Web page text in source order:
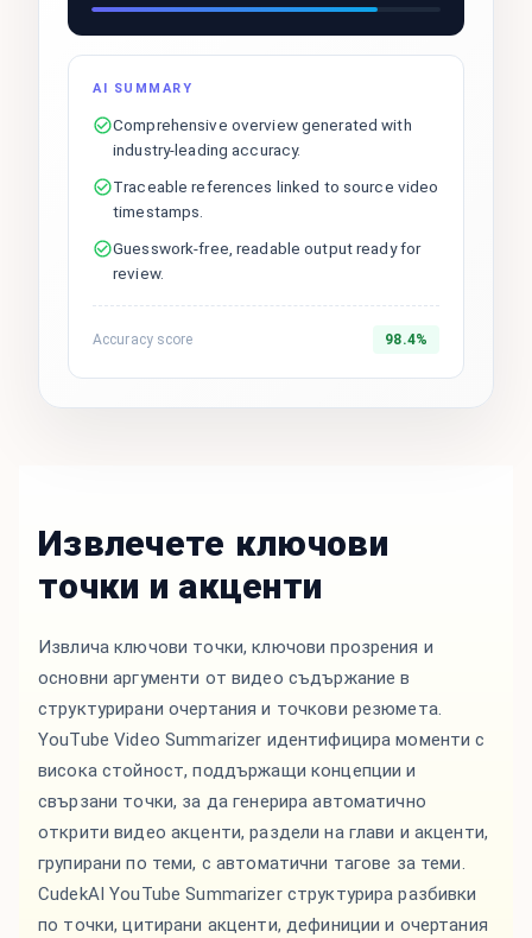
AI SUMMARY
Comprehensive overview generated with
industry-leading accuracy.
Traceable references linked to source video
timestamps.
Guesswork-free, readable output ready for
review.
Accuracy score 98.4%
Извлечете ключови
точки и акценти
Извлича ключови точки, ключови прозрения и
основни аргументи от видео съдържание в
структурирани очертания и точкови резюмета.
YouTube Video Summarizer идентифицира моменти с
висока стойност, поддържащи концепции и
свързани точки, за да генерира автоматично
открити видео акценти, раздели на глави и акценти,
групирани по теми, с автоматични тагове за теми.
CudekAI YouTube Summarizer структурира разбивки
по точки, цитирани акценти, дефиниции и очертания